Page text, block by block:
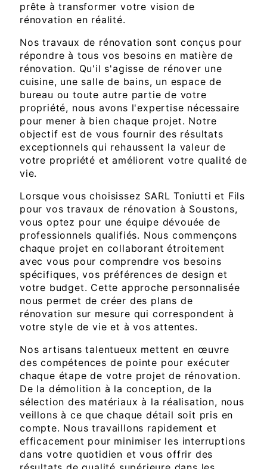
prête à transformer votre vision de
rénovation en réalité.
Nos travaux de rénovation sont conçus pour
répondre à tous vos besoins en matière de
rénovation. Qu'il s'agisse de rénover une
cuisine, une salle de bains, un espace de
bureau ou toute autre partie de votre
propriété, nous avons l'expertise nécessaire
pour mener à bien chaque projet. Notre
objectif est de vous fournir des résultats
exceptionnels qui rehaussent la valeur de
votre propriété et améliorent votre qualité de
vie.
Lorsque vous choisissez SARL Toniutti et Fils
pour vos travaux de rénovation à Soustons,
vous optez pour une équipe dévouée de
professionnels qualifiés. Nous commençons
chaque projet en collaborant étroitement
avec vous pour comprendre vos besoins
spécifiques, vos préférences de design et
votre budget. Cette approche personnalisée
nous permet de créer des plans de
rénovation sur mesure qui correspondent à
votre style de vie et à vos attentes.
Nos artisans talentueux mettent en œuvre
des compétences de pointe pour exécuter
chaque étape de votre projet de rénovation.
De la démolition à la conception, de la
sélection des matériaux à la réalisation, nous
veillons à ce que chaque détail soit pris en
compte. Nous travaillons rapidement et
efficacement pour minimiser les interruptions
dans votre quotidien et vous offrir des